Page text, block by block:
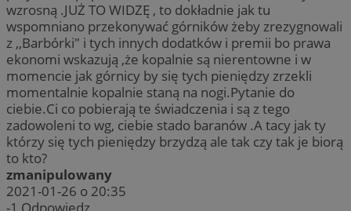
wzrosną .JUŻ TO WIDZĘ , to dokładnie jak tu
wspomniano przekonywać górników żeby zrezygnowali
z ,,Barbórki" i tych innych dodatków i premii bo prawa
ekonomi wskazują ,że kopalnie są nierentowne i w
momencie jak górnicy by się tych pieniędzy zrzekli
momentalnie kopalnie staną na nogi.Pytanie do
ciebie.Ci co pobierają te świadczenia i są z tego
zadowoleni to wg, ciebie stado baranów .A tacy jak ty
którzy się tych pieniędzy brzydzą ale tak czy tak je biorą
to kto?
zmanipulowany
2021-01-26 o 20:35
-1 Odpowiedz